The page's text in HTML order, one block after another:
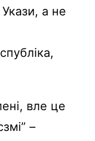
а не
вле це
–